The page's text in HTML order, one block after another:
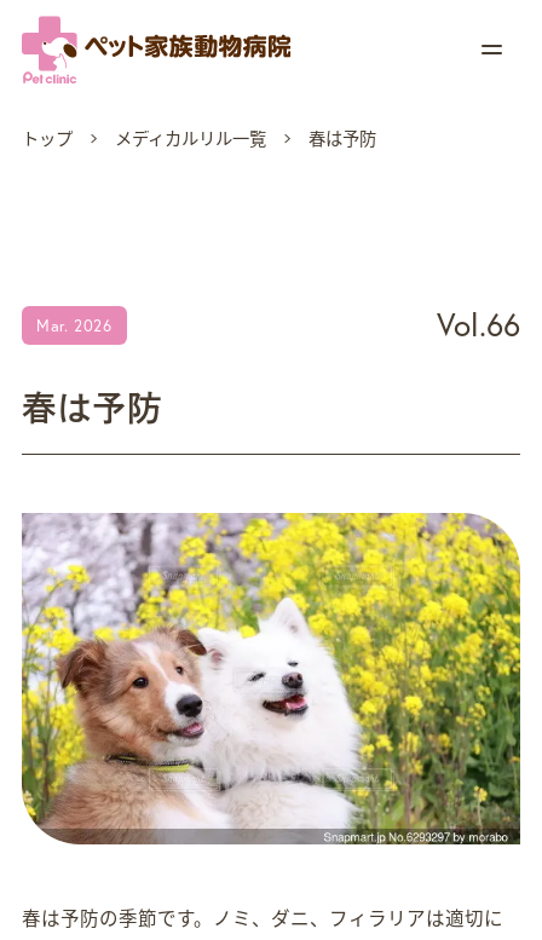
トップ メディカルリル一覧 春は予防
Mar. 2026 Vol.66
春は予防
春は予防の季節です。ノミ、ダニ、フィラリアは適切に